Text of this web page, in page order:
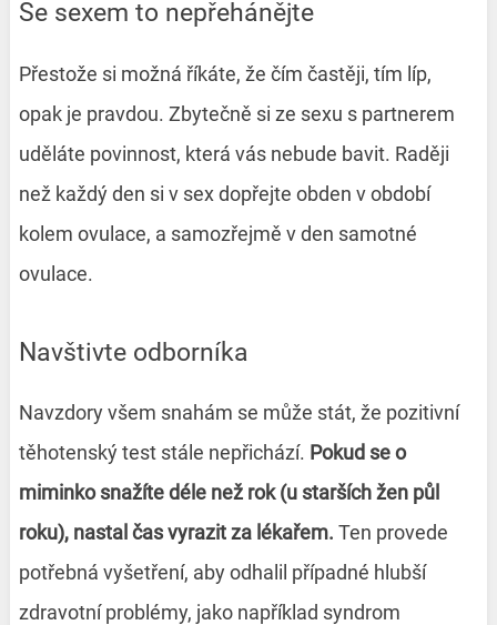
Se sexem to nepřehánějte
Přestože si možná říkáte, že čím častěji, tím líp,
opak je pravdou. Zbytečně si ze sexu s partnerem
uděláte povinnost, která vás nebude bavit. Raději
než každý den si v sex dopřejte obden v období
kolem ovulace, a samozřejmě v den samotné
ovulace.
Navštivte odborníka
Navzdory všem snahám se může stát, že pozitivní
těhotenský test stále nepřichází. Pokud se o
miminko snažíte déle než rok (u starších žen půl
roku), nastal čas vyrazit za lékařem. Ten provede
potřebná vyšetření, aby odhalil případné hlubší
zdravotní problémy, jako například syndrom